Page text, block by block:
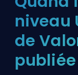
niveau
de
publiée